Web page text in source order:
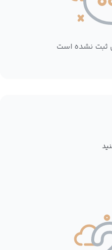
ثبت نشده است